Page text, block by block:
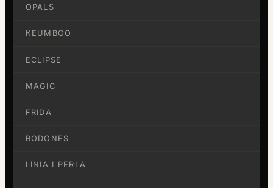
OPALS
KEUMBOO
ECLIPSE
MAGIC
FRIDA
RODONES
LÍNIA I PERLA